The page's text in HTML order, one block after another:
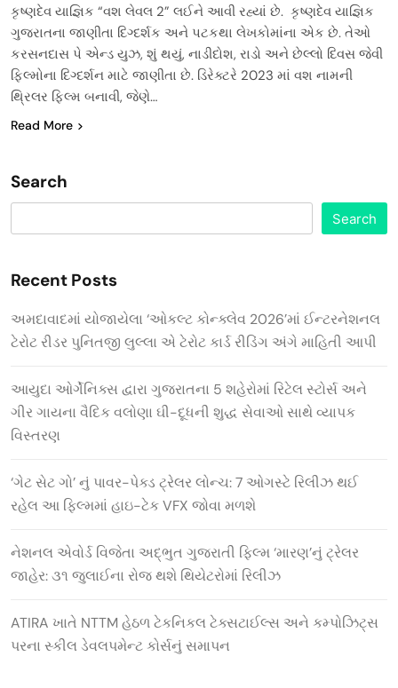
કૃષ્ણદેવ યાજ્ઞિક “વશ લેવલ 2” લઈને આવી રહ્યાં છે. કૃષ્ણદેવ યાજ્ઞિક
ગુજરાતના જાણીતા દિગ્દર્શક અને પટકથા લેખકોમાંના એક છે. તેઓ
કરસનદાસ પે એન્ડ યુઝ, શું થયું, નાડીદોશ, રાડો અને છેલ્લો દિવસ જેવી
ફિલ્મોના દિગ્દર્શન માટે જાણીતા છે. ડિરેક્ટરે 2023 માં વશ નામની
થ્રિલર ફિલ્મ બનાવી, જેણે…
Read More
Search
Search
Recent Posts
અમદાવાદમાં યોજાયેલા ‘ઓકલ્ટ કોન્ક્લેવ 2026’માં ઈન્ટરનેશનલ
ટેરોટ રીડર પુનિતજી લુલ્લા એ ટેરોટ કાર્ડ રીડિંગ અંગે માહિતી આપી
આયુદા ઓર્ગેનિક્સ દ્વારા ગુજરાતના 5 શહેરોમાં રિટેલ સ્ટોર્સ અને
ગીર ગાયના વૈદિક વલોણા ઘી-દૂધની શુદ્ધ સેવાઓ સાથે વ્યાપક
વિસ્તરણ
‘ગેટ સેટ ગો’ નું પાવર-પેક્ડ ટ્રેલર લોન્ચ: 7 ઓગસ્ટે રિલીઝ થઈ
રહેલ આ ફિલ્મમાં હાઇ-ટેક VFX જોવા મળશે
નેશનલ એવોર્ડ વિજેતા અદ્ભુત ગુજરાતી ફિલ્મ ‘મારણ’નું ટ્રેલર
જાહેર: ૩૧ જુલાઈના રોજ થશે થિયેટરોમાં રિલીઝ
ATIRA ખાતે NTTM હેઠળ ટેકનિકલ ટેક્સટાઈલ્સ અને કમ્પોઝિટ્સ
પરના સ્કીલ ડેવલપમેન્ટ કોર્સનું સમાપન